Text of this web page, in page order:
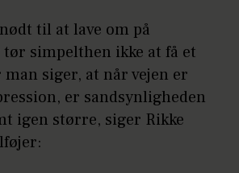
til at lave om på
simpelthen ikke at få et
siger, at når vejen er
er sandsynligheden
igen større, siger Rikke